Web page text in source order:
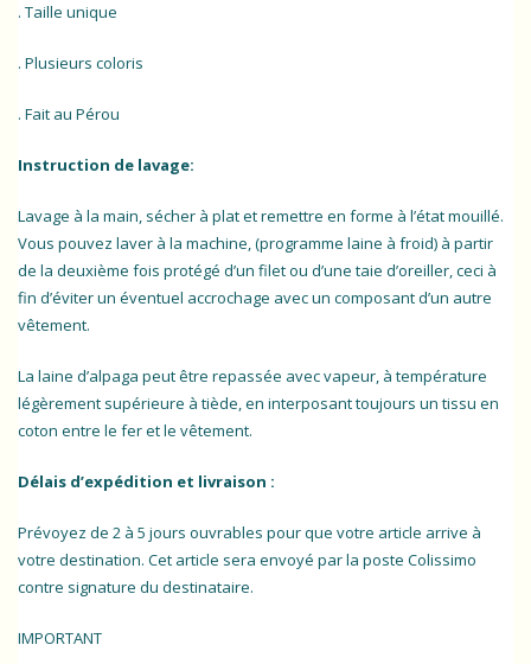
. Taille unique
. Plusieurs coloris
. Fait au Pérou
Instruction de lavage:
Lavage à la main, sécher à plat et remettre en forme à l’état mouillé.
Vous pouvez laver à la machine, (programme laine à froid) à partir
de la deuxième fois protégé d’un filet ou d’une taie d’oreiller, ceci à
fin d’éviter un éventuel accrochage avec un composant d’un autre
vêtement.
La laine d’alpaga peut être repassée avec vapeur, à température
légèrement supérieure à tiède, en interposant toujours un tissu en
coton entre le fer et le vêtement.
Délais d’expédition et livraison :
Prévoyez de 2 à 5 jours ouvrables pour que votre article arrive à
votre destination. Cet article sera envoyé par la poste Colissimo
contre signature du destinataire.
IMPORTANT